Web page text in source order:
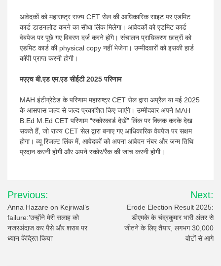
आवेदकों को महाराष्ट्र राज्य CET सेल की आधिकारिक साइट पर एडमिट
कार्ड डाउनलोड करने का सीधा लिंक मिलेगा। आवेदकों को एडमिट कार्ड
वेबपेज पर पूछे गए विवरण दर्ज करने होंगे। संचालन प्राधिकरण छात्रों को
एडमिट कार्ड की physical copy नहीं भेजेगा। उम्मीदवारों को इसकी हार्ड
कॉपी प्राप्त करनी होगी।
मएएच बी.एड एम.एड सीईटी 2025 परिणाम
MAH इंटीग्रेटेड के परिणाम महाराष्ट्र CET सेल द्वारा अप्रैल या मई 2025
के आसपास जल्द से जल्द प्रकाशित किए जाएंगे। उम्मीदवार अपने MAH
B.Ed M.Ed CET परिणाम “स्कोरकार्ड देखें” लिंक पर क्लिक करके देख
सकते हैं, जो राज्य CET सेल द्वारा बनाए गए आधिकारिक वेबपेज पर सक्षम
होगा। व्यू रिजल्ट लिंक में, आवेदकों को अपना आवेदन नंबर और जन्म तिथि
प्रदान करनी होगी और अपने स्कोर/रैंक की जांच करनी होगी।
Post
navigation
Previous:
Anna Hazare on Kejriwal’s
failure:’उन्होंने मेरी सलाह को
नजरअंदाज कर पैसे और शराब पर
ध्यान केंद्रित किया’
Next:
Erode Election Result 2025:
डीएमके के चंद्रकुमार भारी अंतर से
जीतने के लिए तैयार, लगभग 30,000
वोटों से आगे